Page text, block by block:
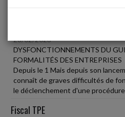
28/02/2023
DYSFONCTIONNEMENTS DU
FORMALITÉS DES ENTREPRISES
Depuis le 1 Mais depuis son
connaît de graves difficultés de
le déclenchement d'une
Fiscal TPE